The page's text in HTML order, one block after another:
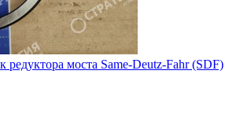
моста Same-Deutz-Fahr (SDF)